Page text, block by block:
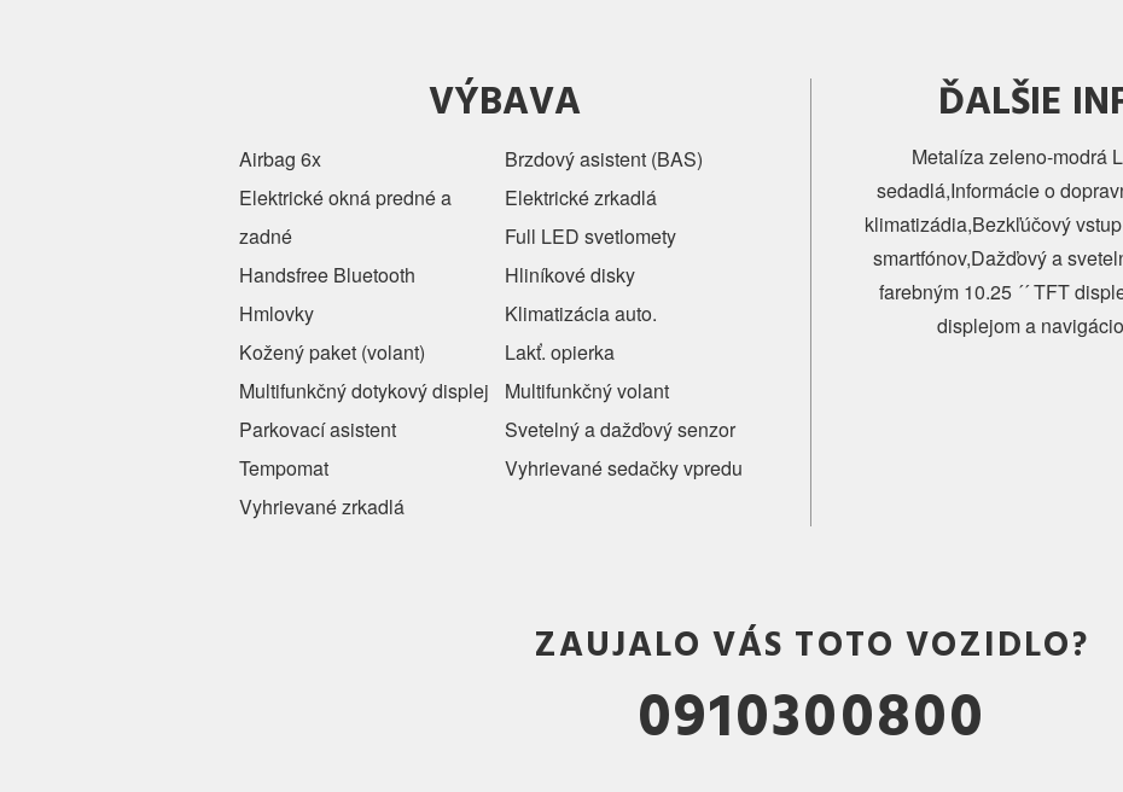
VÝBAVA
Airbag 6x
Brzdový asistent (BAS)
Elektrické okná predné a
zadné
Elektrické zrkadlá
Full LED svetlomety
Handsfree Bluetooth
Hliníkové disky
Hmlovky
Klimatizácia auto.
Kožený paket (volant)
Lakť. opierka
Multifunkčný dotykový displej
Multifunkčný volant
Parkovací asistent
Svetelný a dažďový senzor
Tempomat
Vyhrievané sedačky vpredu
Vyhrievané zrkadlá
ĎALŠIE
Metalíza zeleno-modrá
sedadlá,Informácie o
klimatizádia,Bezkľúčový
smartfónov,Dažďový a
farebným 10.25 ´´ TFT
displejom a
ZAUJALO VÁS TOTO VOZIDLO?
0910300800